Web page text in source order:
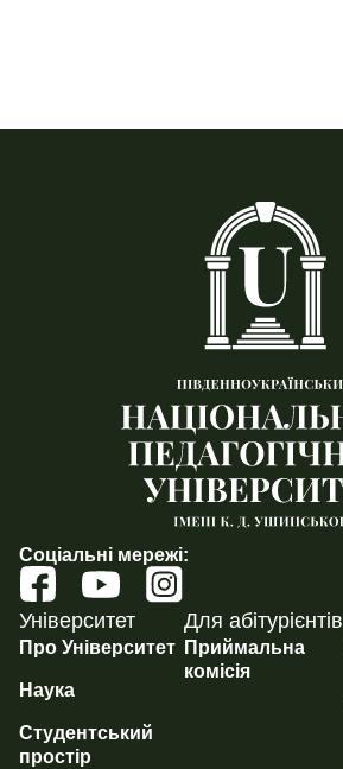
Соціальні мережі:
Університет
Про Університет
Наука
Студентський
простір
Для абітурієнтів
Приймальна
комісія